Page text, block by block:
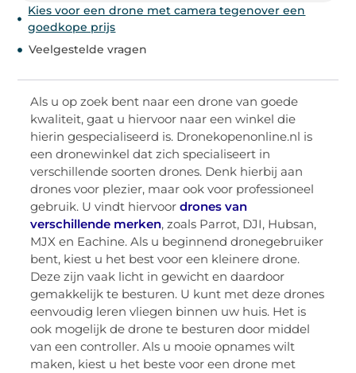
Kies voor een drone met camera tegenover een
goedkope prijs
Veelgestelde vragen
Als u op zoek bent naar een drone van goede
kwaliteit, gaat u hiervoor naar een winkel die
hierin gespecialiseerd is. Dronekopenonline.nl is
een dronewinkel dat zich specialiseert in
verschillende soorten drones. Denk hierbij aan
drones voor plezier, maar ook voor professioneel
gebruik. U vindt hiervoordrones van
verschillende merken, zoals Parrot, DJI, Hubsan,
MJX en Eachine. Als u beginnend dronegebruiker
bent, kiest u het best voor een kleinere drone.
Deze zijn vaak licht in gewicht en daardoor
gemakkelijk te besturen. U kunt met deze drones
eenvoudig leren vliegen binnen uw huis. Het is
ook mogelijk de drone te besturen door middel
van een controller. Als u mooie opnames wilt
maken, kiest u het beste voor een drone met